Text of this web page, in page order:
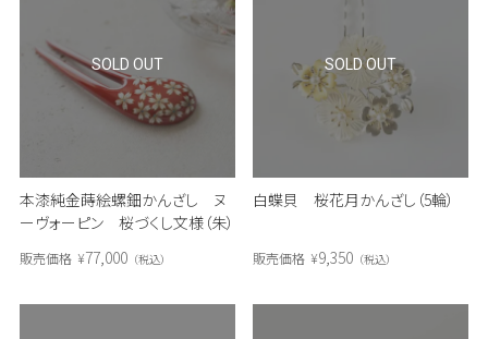
本漆純金蒔絵螺鈿かんざし ヌ
ーヴォーピン 桜づくし文様（朱）
販売価格 ¥77,000 税込
SOLD OUT
白蝶貝 桜花月かんざし（5輪）
販売価格 ¥9,350 税込
SOLD OUT